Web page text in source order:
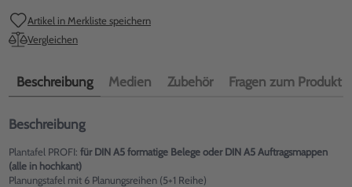
Artikel in Merkliste speichern
Vergleichen
Beschreibung Medien Zubehör Fragen zum Produkt
Beschreibung
Plantafel PROFI: für DIN A5 formatige Belege oder DIN A5 Auftragsmappen
(alle in hochkant)
Planungstafel mit 6 Planungsreihen (5+1 Reihe)